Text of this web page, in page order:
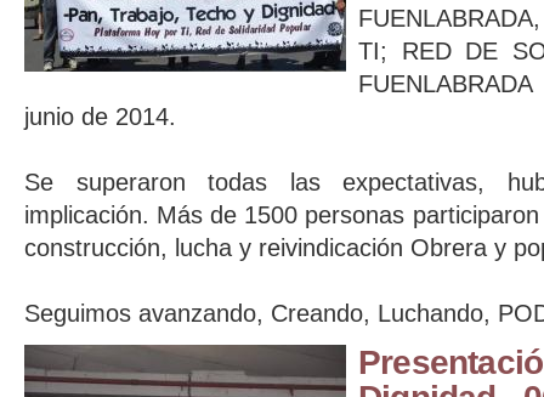
TI; RED DE
junio de 2014.
Se superaron todas las expectativas,
implicación. Más de 1500 personas
construcción, lucha y reivindicación Obrera y
Seguimos avanzando, Creando, Luchando,